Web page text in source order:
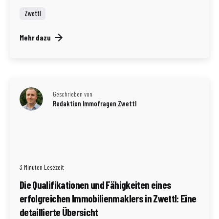
Zwettl
Mehr dazu
Geschrieben von
Redaktion Immofragen Zwettl
3 Minuten Lesezeit
Die Qualifikationen und Fähigkeiten eines
erfolgreichen Immobilienmaklers in Zwettl: Eine
detaillierte Übersicht